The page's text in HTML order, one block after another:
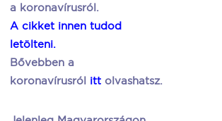
a koronavírusról.
A cikket innen tudod
letölteni.
Bővebben a
koronavírusról itt olvashatsz.